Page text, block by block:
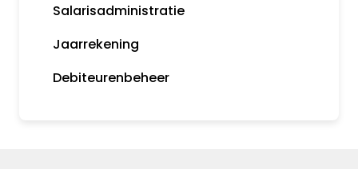
Incasseren
Bankkoppeling
Tips
MijnSnelStart
Koppelingen
Salarisadministratie
Jaarrekening
Debiteurenbeheer